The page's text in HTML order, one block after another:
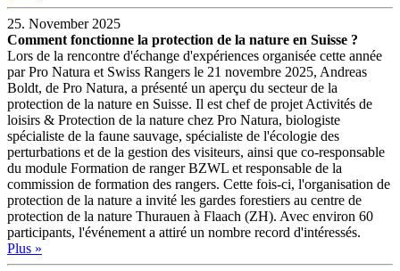
25. November 2025
Comment fonctionne la protection de la nature en Suisse ?
Lors de la rencontre d'échange d'expériences organisée cette année
par Pro Natura et Swiss Rangers le 21 novembre 2025, Andreas
Boldt, de Pro Natura, a présenté un aperçu du secteur de la
protection de la nature en Suisse. Il est chef de projet Activités de
loisirs & Protection de la nature chez Pro Natura, biologiste
spécialiste de la faune sauvage, spécialiste de l'écologie des
perturbations et de la gestion des visiteurs, ainsi que co-responsable
du module Formation de ranger BZWL et responsable de la
commission de formation des rangers. Cette fois-ci, l'organisation de
protection de la nature a invité les gardes forestiers au centre de
protection de la nature Thurauen à Flaach (ZH). Avec environ 60
participants, l'événement a attiré un nombre record d'intéressés.
Plus »